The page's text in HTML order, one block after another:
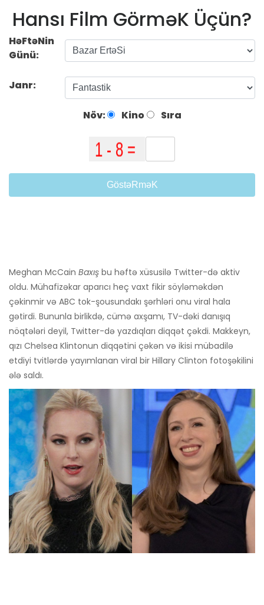
Hansı Film GörməK Üçün?
HəFtəNin
Günü:
Janr:
Növ: Kino Sıra
GöstəRməK
Meghan McCain Baxış bu həftə xüsusilə Twitter-də aktiv
oldu. Mühafizəkar aparıcı heç vaxt fikir söyləməkdən
çəkinmir və ABC tok-şousundakı şərhləri onu viral hala
gətirdi. Bununla birlikdə, cümə axşamı, TV-dəki danışıq
nöqtələri deyil, Twitter-də yazdıqları diqqət çəkdi. Makkeyn,
qızı Chelsea Klintonun diqqətini çəkən və ikisi mübadilə
etdiyi tvitlərdə yayımlanan viral bir Hillary Clinton fotoşəkilini
ələ saldı.